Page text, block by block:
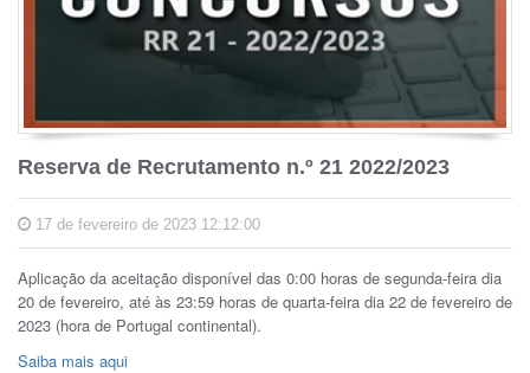
Reserva de Recrutamento n.º 21 2022/2023
17 de fevereiro de 2023 12:12:00
Aplicação da aceitação disponível das 0:00 horas de segunda-feira dia
20 de fevereiro, até às 23:59 horas de quarta-feira dia 22 de fevereiro de
2023 (hora de Portugal continental).
Saiba mais aqui